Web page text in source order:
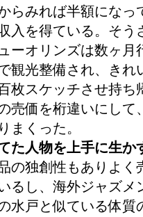
らみれば半額にな
入を得ている。そう
ーオリンズは数ヶ月
観光整備され、きれ
枚スケッチさせ持
売価を桁違いにし
まくった。
た人物を上手に生か
の独創性もありよく
るし、海外ジャズ
水戸と似ている体